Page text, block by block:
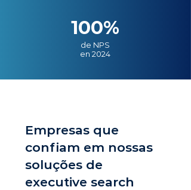
100%
de NPS
en 2024
Empresas que
confiam em nossas
soluções de
executive search